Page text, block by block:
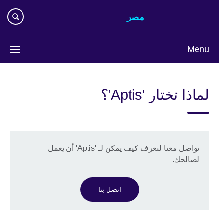
مصر‎
Menu
لماذا تختار 'Aptis'؟
تواصل معنا لتعرف كيف يمكن لـ 'Aptis' أن يعمل
لصالحك.
اتصل بنا